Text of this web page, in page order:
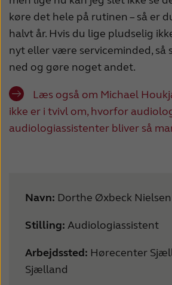
køre det hele på rutinen – så er
halvt år. Hvis du lige pludselig
nyt eller være serviceminded, så
ned og gøre noget andet.
Læs også om Michael
ikke er i tvivl om, hvorfor
audiologiassistenter bliver så
Navn: Dorthe Øxbeck Nielsen
Stilling: Audiologiassistent
Arbejdssted: Hørecenter
Sjælland